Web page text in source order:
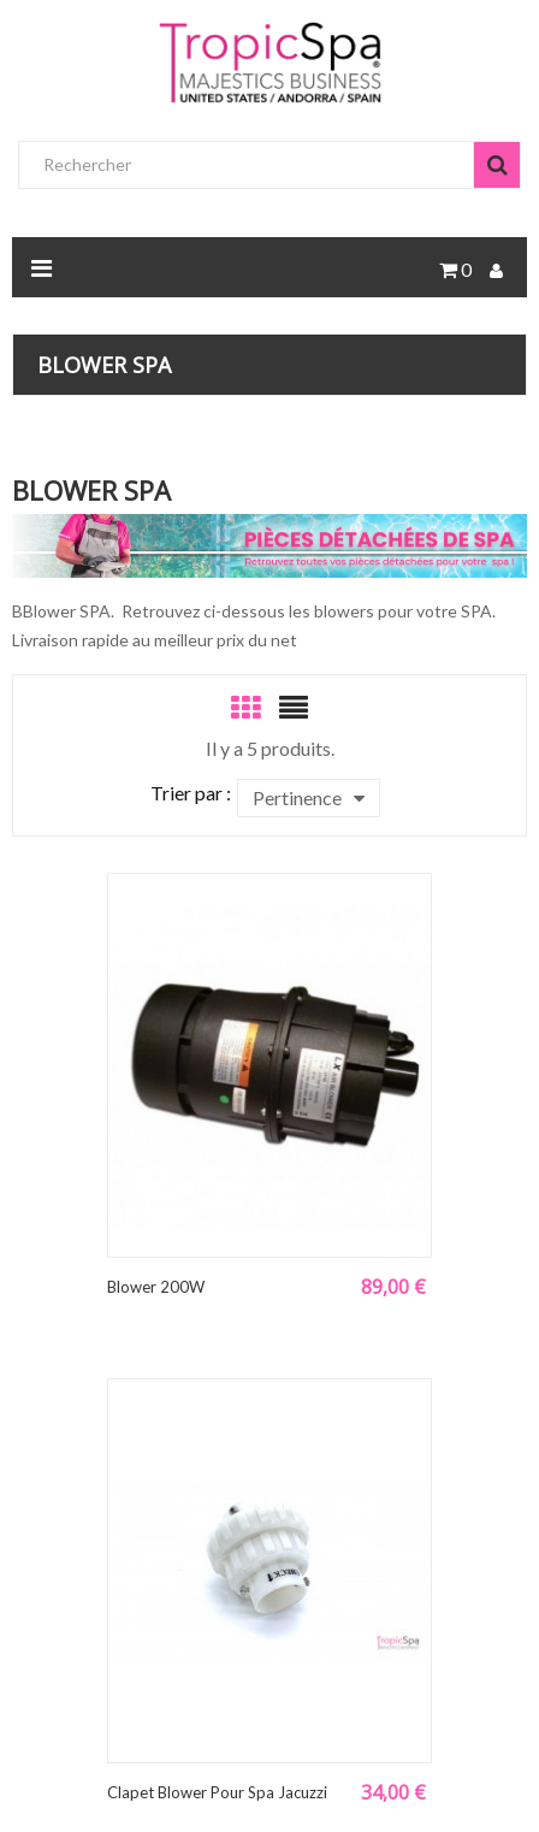
0
BLOWER SPA
BLOWER SPA
BBlower SPA. Retrouvez ci-dessous les blowers pour votre SPA.
Livraison rapide au meilleur prix du net
Il y a 5 produits.
Trier par :
Pertinence
Blower 200W 89,00 €
Clapet Blower Pour Spa Jacuzzi 34,00 €